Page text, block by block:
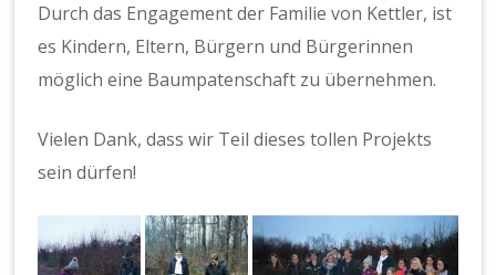
Durch das Engagement der Familie von Kettler, ist
es Kindern, Eltern, Bürgern und Bürgerinnen
möglich eine Baumpatenschaft zu übernehmen.
Vielen Dank, dass wir Teil dieses tollen Projekts
sein dürfen!